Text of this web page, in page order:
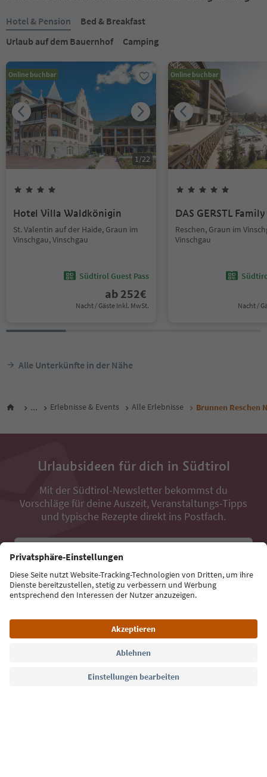
Hotel & Pension
Bed & Breakfast
Urlaub auf dem Bauernhof
Camping
Online buchbar
1/22
Hotel Villa Waldkönigin
St. Valentin auf der Haide, Graun im
Vinschgau, Vinschgau
Südtirol Guest Pass
ab 252€
Nacht / Gäste Inkl. MwSt.
Online buchbar
DAS GERSTL
Reschen, Graun im
Vinschgau
Nacht /
Alle Unterkünfte in der Nähe
... Erlebnisse & Events Alle Erlebnisse Brunnen Reschen
Urlaubsideen für dich in Südtirol
Mit der Südtirol-Newsletter bekommst du
Vorschläge für deine Auszeit, Veranstaltungs-Tipps
und typische Rezepte direkt ins Postfach.
E-Mail Adresse
Jetzt anmelden